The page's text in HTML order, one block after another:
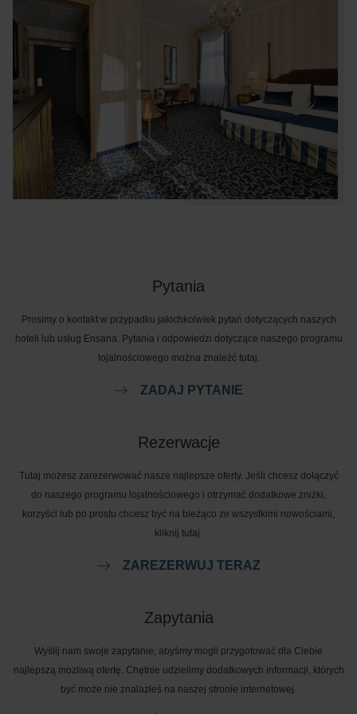
Pytania
Prosimy o kontakt w przypadku jakichkolwiek pytań dotyczących naszych
hoteli lub usług Ensana. Pytania i odpowiedzi dotyczące naszego programu
lojalnościowego można znaleźć tutaj.
ZADAJ PYTANIE
Rezerwacje
Tutaj możesz zarezerwować nasze najlepsze oferty. Jeśli chcesz dołączyć
do naszego programu lojalnościowego i otrzymać dodatkowe zniżki,
korzyści lub po prostu chcesz być na bieżąco ze wszystkimi nowościami,
kliknij tutaj.
ZAREZERWUJ TERAZ
Zapytania
Wyślij nam swoje zapytanie, abyśmy mogli przygotować dla Ciebie
najlepszą możliwą ofertę. Chętnie udzielimy dodatkowych informacji, których
być może nie znalazłeś na naszej stronie internetowej.